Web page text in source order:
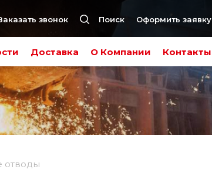
Доставка О Компании Контакты
звонок Поиск Оформить заявку